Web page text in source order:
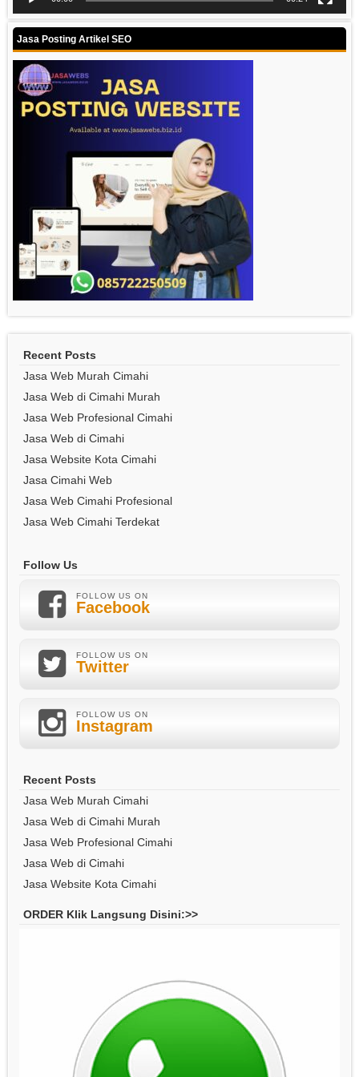
Jasa Posting Artikel SEO
Recent Posts
Jasa Web Murah Cimahi
Jasa Web di Cimahi Murah
Jasa Web Profesional Cimahi
Jasa Web di Cimahi
Jasa Website Kota Cimahi
Jasa Cimahi Web
Jasa Web Cimahi Profesional
Jasa Web Cimahi Terdekat
Follow Us
FOLLOW US ON
Facebook
FOLLOW US ON
Twitter
FOLLOW US ON
Instagram
Recent Posts
Jasa Web Murah Cimahi
Jasa Web di Cimahi Murah
Jasa Web Profesional Cimahi
Jasa Web di Cimahi
Jasa Website Kota Cimahi
ORDER Klik Langsung Disini:>>